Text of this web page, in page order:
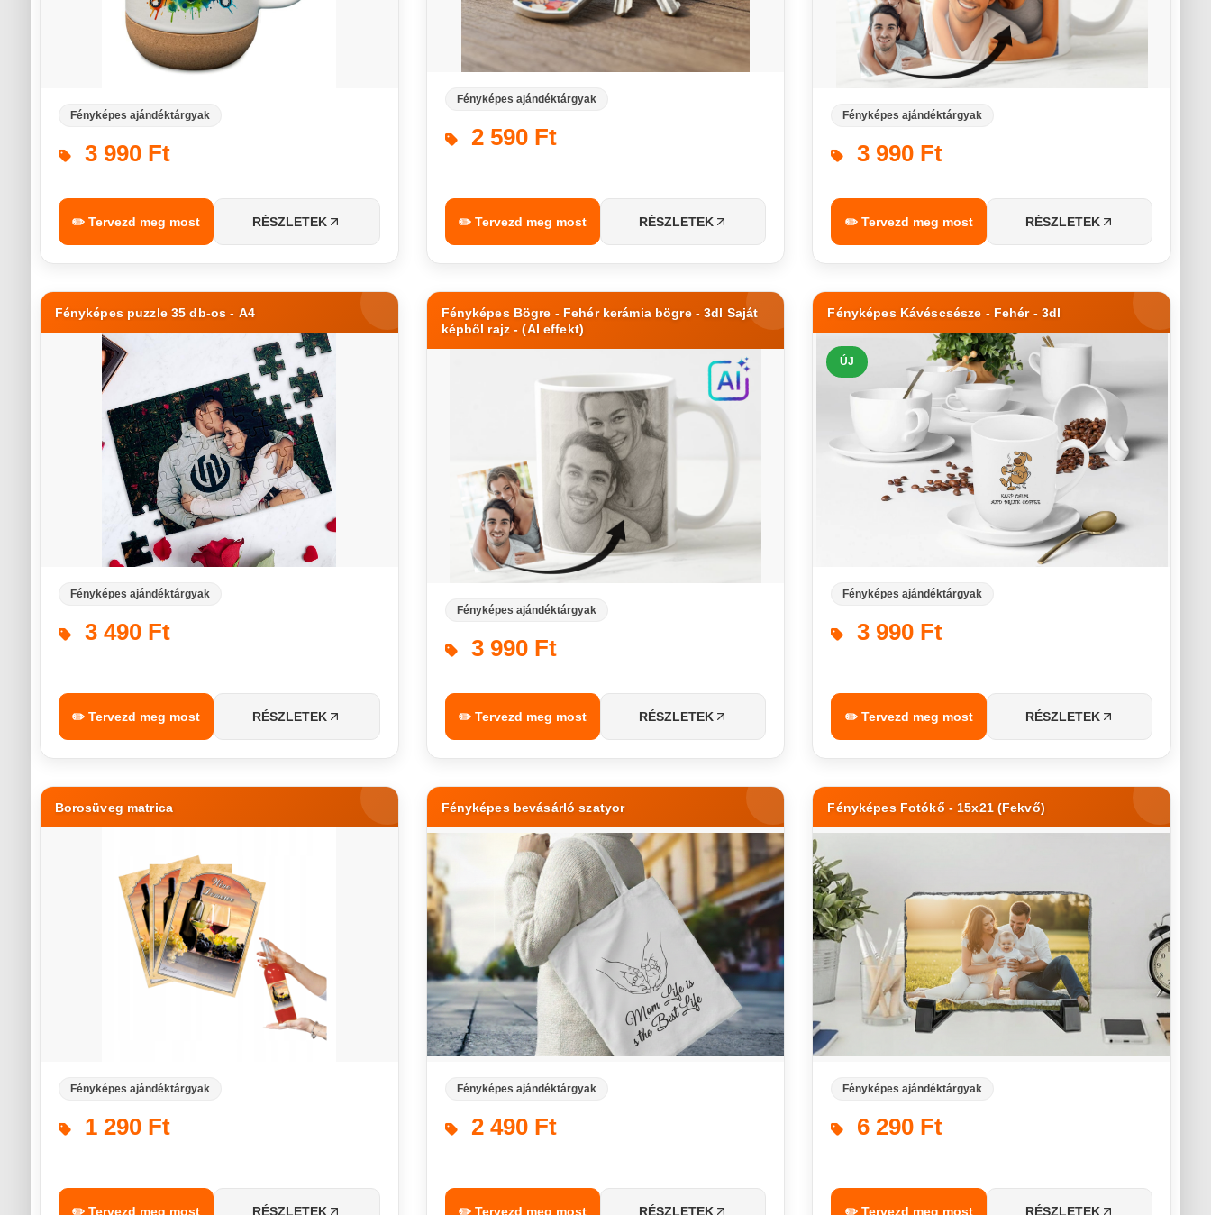
Fényképes ajándéktárgyak
3 990 Ft
✏️ Tervezd meg most RÉSZLETEK
Fényképes ajándéktárgyak
2 590 Ft
✏️ Tervezd meg most RÉSZLETEK
Fényképes ajándéktárgyak
3 990 Ft
✏️ Tervezd meg most RÉSZLETEK
Fényképes puzzle 35 db-os - A4
Fényképes ajándéktárgyak
3 490 Ft
✏️ Tervezd meg most RÉSZLETEK
Fényképes Bögre - Fehér kerámia bögre - 3dl Saját
képből rajz - (AI effekt)
Fényképes ajándéktárgyak
3 990 Ft
✏️ Tervezd meg most RÉSZLETEK
Fényképes Kávéscsésze - Fehér - 3dl
ÚJ
Fényképes ajándéktárgyak
3 990 Ft
✏️ Tervezd meg most RÉSZLETEK
Borosüveg matrica
Fényképes ajándéktárgyak
1 290 Ft
✏️ Tervezd meg most RÉSZLETEK
Fényképes bevásárló szatyor
Fényképes ajándéktárgyak
2 490 Ft
✏️ Tervezd meg most RÉSZLETEK
Fényképes Fotókő - 15x21 (Fekvő)
Fényképes ajándéktárgyak
6 290 Ft
✏️ Tervezd meg most RÉSZLETEK